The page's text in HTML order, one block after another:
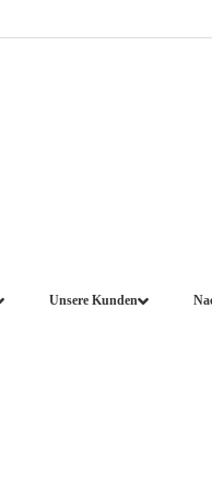
Unsere Kunden